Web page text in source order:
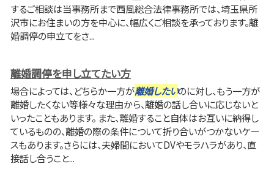
するご相談は当事務所まで西風総合法律事務所では、埼玉県所
沢市にお住まいの方を中心に、幅広くご相談を承っております。離
婚調停の申立てをさ...
離婚調停を申し立てたい方
場合によっては、どちらか一方が離婚したいのに対し、もう一方が
離婚したくない等様々な理由から、離婚の話し合いに応じないと
いったこともあります。 また、離婚すること自体はお互いに納得し
ているものの、離婚の際の条件について折り合いがつかないケー
スもあります。さらには、夫婦間においてDVやモラハラがあり、直
接話し合うこと...